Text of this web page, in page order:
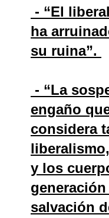
- “El
ha
su ruina”.
- “La
engaño
considera
y los
salvación